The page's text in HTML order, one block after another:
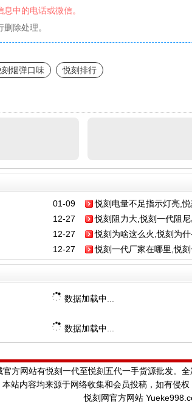
中的电话或微信。
除处理。
烟弹口味 悦刻排行
01-09
悦刻电量不足指示灯亮,
12-27
悦刻阻力大,悦刻一代阻
12-27
悦刻为啥这么火,悦刻为
12-27
悦刻一代厂家在哪里,悦
数据加载中...
数据加载中...
官方网站有悦刻一代至悦刻五代一手货源批发。
本站内容均来源于网络收集和会员投稿，如有侵
悦刻网官方网站